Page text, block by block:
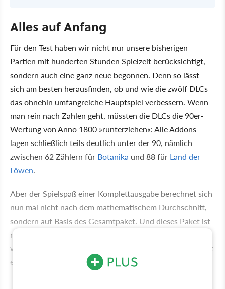
Alles auf Anfang
Für den Test haben wir nicht nur unsere bisherigen
Partien mit hunderten Stunden Spielzeit berücksichtigt,
sondern auch eine ganz neue begonnen. Denn so lässt
sich am besten herausfinden, ob und wie die zwölf DLCs
das ohnehin umfangreiche Hauptspiel verbessern. Wenn
man rein nach Zahlen geht, müssten die DLCs die 90er-
Wertung von Anno 1800 »runterziehen«: Alle Addons
lagen schließlich teils deutlich unter der 90, nämlich
zwischen 62 Zählern für Botanika und 88 für Land der
Löwen.
Aber der Spielspaß einer Komplettausgabe berechnet sich
nun mal nicht nach dem mathematischem Durchschnitt,
sondern auf Basis des Gesamtpaket. Und dieses Paket ist
nach vier Seasons und zwölf DLCs noch mal runder,
wertiger und spaßiger als das Hauptspiel allein. Dafür gibt
es fünf Hauptgründe.